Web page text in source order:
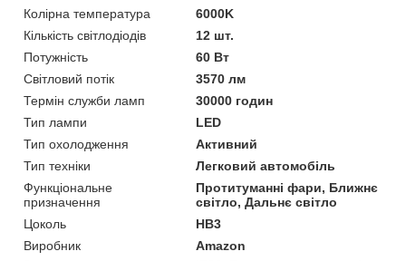
Колірна температура
6000K
Кількість світлодіодів
12 шт.
Потужність
60 Вт
Світловий потік
3570 лм
Термін служби ламп
30000 годин
Тип лампи
LED
Тип охолодження
Активний
Тип техніки
Легковий автомобіль
Функціональне
призначення
Протитуманні фари, Ближнє
світло, Дальнє світло
Цоколь
HB3
Виробник
Amazon